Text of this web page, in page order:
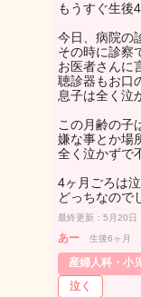
もうすぐ生後
今日、病院の
その時に診察
お医者さんに
聴診器もお口
息子は全く泣
この月齢の子
嫌な事とか場
全く泣かずで
4ヶ月ごろは
どっちなので
最終更新：5月20日
あー 生後6ヶ月
産婦人科・小
泣く